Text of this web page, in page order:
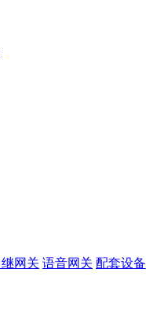
网关 语音网关 配套设备